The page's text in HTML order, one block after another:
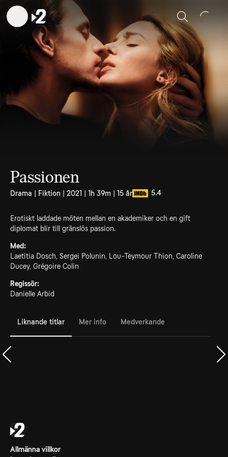
Sök
Passionen
Drama | Fiktion | 2021 | 1h 39m | 15 år 5.4
Erotiskt laddade möten mellan en akademiker och en gift
diplomat blir till gränslös passion.
Med:
Laetitia Dosch, Sergei Polunin, Lou-Teymour Thion, Caroline
Ducey, Grégoire Colin
Regissör:
Danielle Arbid
Liknande titlar Mer info Medverkande
Allmänna villkor